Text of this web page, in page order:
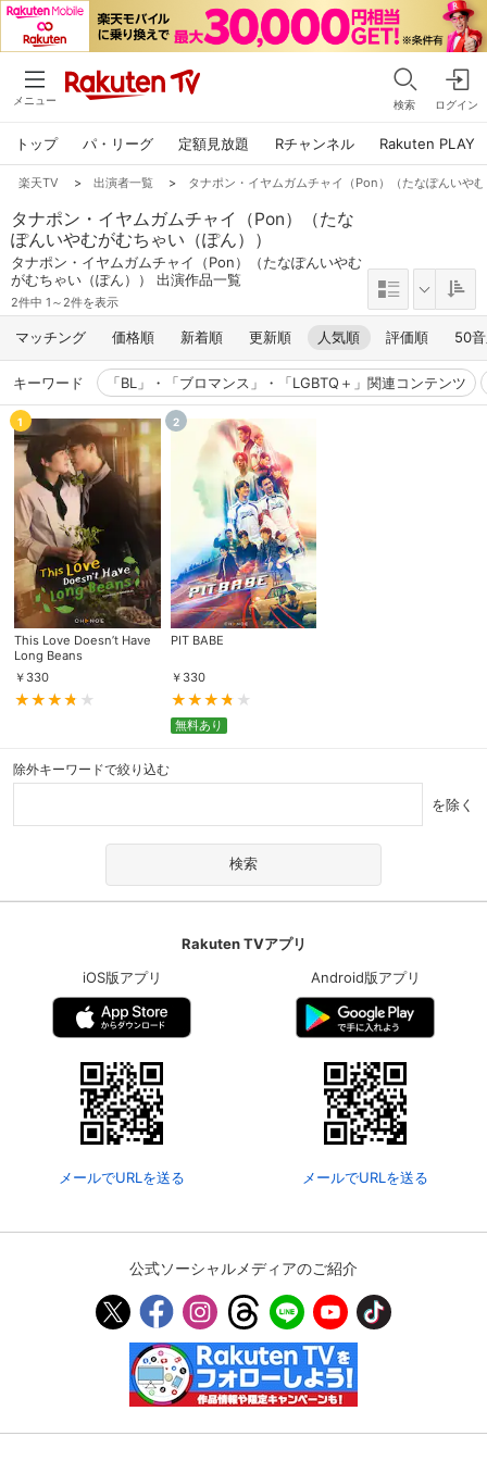
メニュー 検索 ログイン
トップ パ・リーグ 定額見放題 Rチャンネル Rakuten PLAY
楽天TV > 出演者一覧 > タナポン・イヤムガムチャイ（Pon）（たなぽんいや
タナポン・イヤムガムチャイ（Pon）（たな
ぽんいやむがむちゃい（ぽん））
タナポン・イヤムガムチャイ（Pon）（たなぽんいやむ
がむちゃい（ぽん）） 出演作品一覧
2件中 1～2件を表示
マッチング 価格順 新着順 更新順 人気順 評価順 50
キーワード 「BL」・「ブロマンス」・「LGBTQ＋」関連コンテンツ
1
This Love Doesn’t Have
Long Beans
￥ 330
2
PIT BABE
￥ 330
無料あり
除外キーワードで絞り込む
を除く
Rakuten TVアプリ
iOS版アプリ
メールでURLを送る
Android版アプリ
メールでURLを送る
公式ソーシャルメディアのご紹介